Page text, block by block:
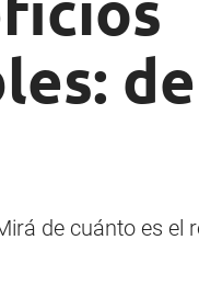
de
de cuánto es el